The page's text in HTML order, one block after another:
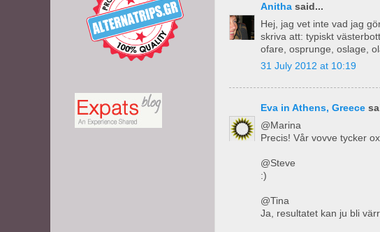
Anitha said...
Hej, jag vet inte vad jag
skriva att: typiskt
ofare, osprunge, oslage,
31 July 2012 at 10:19
Eva in Athens, Greece
@Marina
Precis! Vår vovve tycker
@Steve
:)
@Tina
Ja, resultatet kan ju bli